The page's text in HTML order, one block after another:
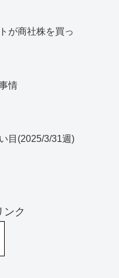
が商社株を買っ
情
目(2025/3/31週)
ンク